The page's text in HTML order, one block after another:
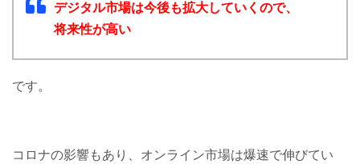
デジタル市場は今後も拡大していくので、
将来性が高い
です。
コロナの影響もあり、オンライン市場は爆速で伸びてい